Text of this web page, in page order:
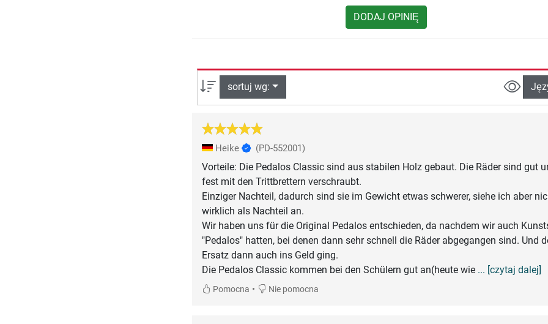
DODAJ OPINIĘ
sortuj wg:
Heike (PD-552001)
Vorteile: Die Pedalos Classic sind aus stabilen Holz gebaut. Die Räder sind gut
fest mit den Trittbrettern verschraubt.
Einziger Nachteil, dadurch sind sie im Gewicht etwas schwerer, siehe ich aber
wirklich als Nachteil an.
Wir haben uns für die Original Pedalos entschieden, da nachdem wir auch
"Pedalos" hatten, bei denen dann sehr schnell die Räder abgegangen sind. Und
Ersatz dann auch ins Geld ging.
Die Pedalos Classic kommen bei den Schülern gut an(heute wie ... [czytaj dalej]
Pomocna • Nie pomocna